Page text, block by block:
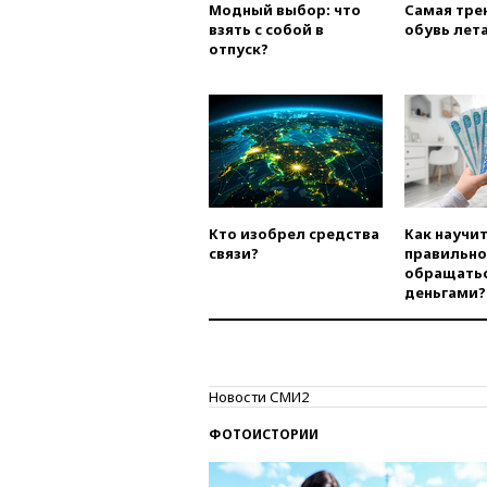
Модный выбор: что
взять с собой в
отпуск?
Самая
обувь
Кто изобрел средства
связи?
Как
правильно
деньгами?
Новости СМИ2
ФОТОИСТОРИИ